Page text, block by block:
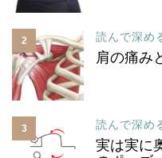
2 読んで深め
肩の痛み
3 読んで深め
実は実に